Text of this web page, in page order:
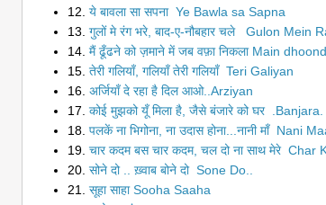
12. ये बावला सा सपना Ye Bawla sa Sapna
13. गुलों मे रंग भरे, बाद-ए-नौबहार चले Gulon Mein
14. मैं ढूँढने को ज़माने में जब वफ़ा निकला Main
15. तेरी गलियाँ, गलियाँ तेरी गलियाँ Teri Galiyan
16. अर्जियाँ दे रहा है दिल आओ..Arziyan
17. कोई मुझको यूँ मिला है, जैसे बंजारे को घर .Banjara.
18. पलकें ना भिगोना, ना उदास होना...नानी माँ Nani
19. चार कदम बस चार कदम, चल दो ना साथ मेरे Char
20. सोने दो .. ख़्वाब बोने दो Sone Do..
21. सूहा साहा Sooha Saaha